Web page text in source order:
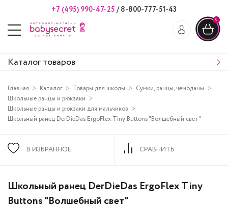
+7 (495) 990-47-25 /8-800-777-51-43
0
Каталог товаров
Главная Каталог Товары для школы
Сумки, ранцы, чемоданы
Школьные ранцы и рюкзаки
Школьные ранцы и рюкзаки для мальчиков
Школьный ранец DerDieDas ErgoFlex Tiny Buttons "Волшебный свет"
В ИЗБРАННОЕ СРАВНИТЬ
Школьный ранец DerDieDas ErgoFlex Tiny
Buttons "Волшебный свет"